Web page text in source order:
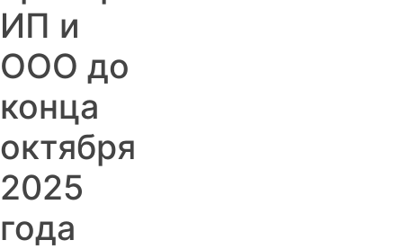
ИП и
ООО до
конца
октября
2025
года